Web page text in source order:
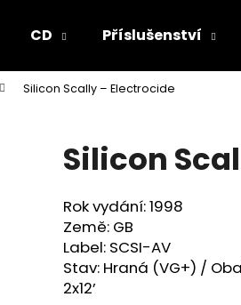
CD Příslušenství
Silicon Scally ‎– Electrocide
Silicon
Rok vydání: 1998
Země: GB
Label: SCSI-AV
Stav: Hraná (VG+) /
2x12’
najít?
HLEDAT